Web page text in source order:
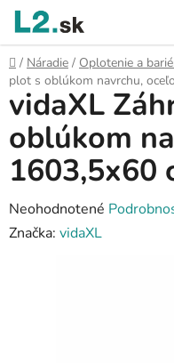
Prejsť
obsah
Domov
/ Náradie / Oplotenie a
plot s oblúkom navrchu,
vidaXL
oblúkom
1603,5x60
Priemerné
hodnotenie
Neohodnotené
Značka: vidaXL